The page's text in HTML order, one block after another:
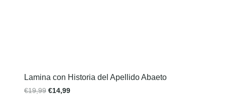
Lamina con Historia del Apellido Abaeto
€19,99 €14,99